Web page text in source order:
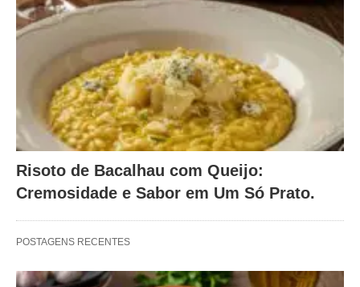
Risoto de Bacalhau com Queijo:
Cremosidade e Sabor em Um Só Prato.
POSTAGENS RECENTES